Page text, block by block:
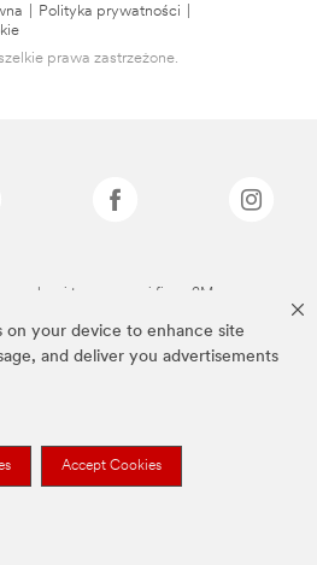
on your device to enhance site
and deliver you advertisements
Accept Cookies
Polityka prywatności
prawa zastrzeżone.
znakami towarowymi firmy 3M.